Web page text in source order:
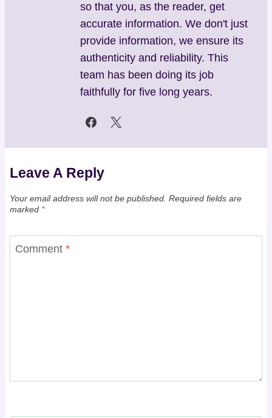
so that you, as the reader, get
accurate information. We don't just
provide information, we ensure its
authenticity and reliability. This
team has been doing its job
faithfully for five long years.
Leave A Reply
Your email address will not be published. Required fields are
marked *
Comment *